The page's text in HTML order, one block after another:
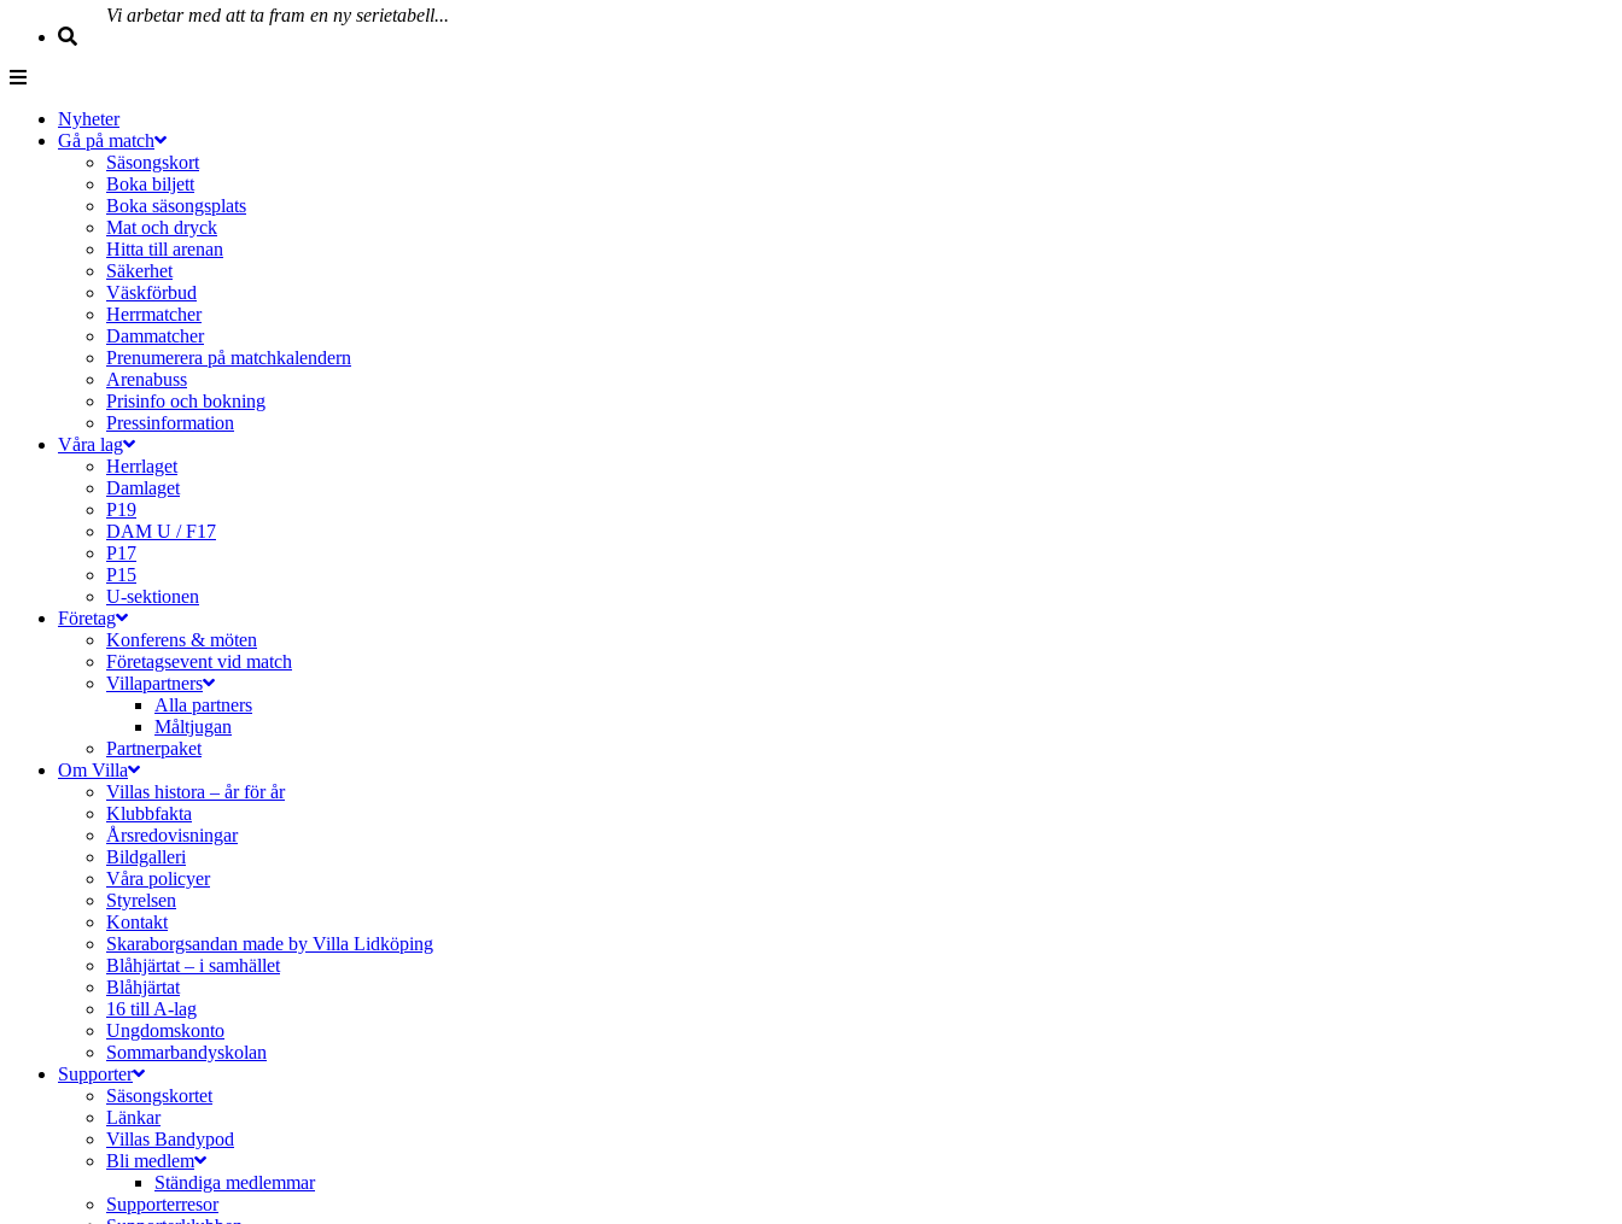
Vi arbetar med att ta fram en ny serietabell...
Nyheter
Gå på match
Säsongskort
Boka biljett
Boka säsongsplats
Mat och dryck
Hitta till arenan
Säkerhet
Väskförbud
Herrmatcher
Dammatcher
Prenumerera på matchkalendern
Arenabuss
Prisinfo och bokning
Pressinformation
Våra lag
Herrlaget
Damlaget
P19
DAM U / F17
P17
P15
U-sektionen
Företag
Konferens & möten
Företagsevent vid match
Villapartners
Alla partners
Måltjugan
Partnerpaket
Om Villa
Villas histora – år för år
Klubbfakta
Årsredovisningar
Bildgalleri
Våra policyer
Styrelsen
Kontakt
Skaraborgsandan made by Villa Lidköping
Blåhjärtat – i samhället
Blåhjärtat
16 till A-lag
Ungdomskonto
Sommarbandyskolan
Supporter
Säsongskortet
Länkar
Villas Bandypod
Bli medlem
Ständiga medlemmar
Supporterresor